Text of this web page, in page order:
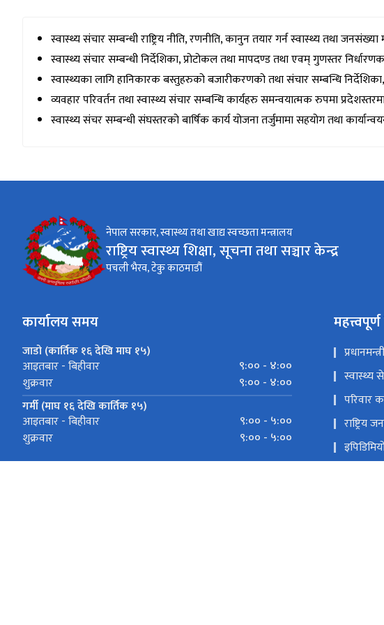
स्वास्थ्य संचार सम्बन्धी राष्ट्रिय नीति, रणनीति, कानुन तयार गर्न स्वास्थ्य तथा जनसंख्या
स्वास्थ्य संचार सम्बन्धी निर्देशिका, प्रोटोकल तथा मापदण्ड तथा एवम् गुणस्तर
स्वास्थ्यका लागि हानिकारक बस्तुहरुको बजारीकरणको तथा संचार सम्बन्धि
व्यवहार परिवर्तन तथा स्वास्थ्य संचार सम्बन्धि कार्यहरु समन्वयात्मक रुपमा
स्वास्थ्य संचर सम्बन्धी संघस्तरको बार्षिक कार्य योजना तर्जुमामा सहयोग तथा
नेपाल सरकार, स्वास्थ्य तथा खाद्य स्वच्छता मन्त्रालय
राष्ट्रिय स्वास्थ्य शिक्षा, सूचना तथा सञ्चार केन्द्र
पचली भैरव, टेकु काठमाडौं
कार्यालय समय
जाडो (कार्तिक १६ देखि माघ १५)
आइतबार - बिहीवार
९:०० - ४:००
शुक्रवार
९:०० - ४:००
गर्मी (माघ १६ देखि कार्तिक १५)
आइतबार - बिहीवार
९:०० - ५:००
शुक्रवार
९:०० - ५:००
स्वास्थ्य
परिवार
राष्ट्रिय